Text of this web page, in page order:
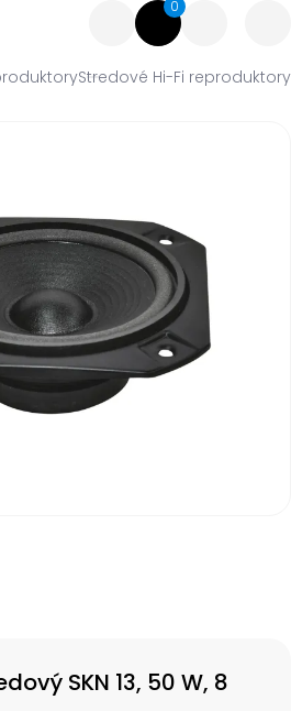
0
Stredové Hi-Fi reproduktory
SKN 13, 50 W, 8